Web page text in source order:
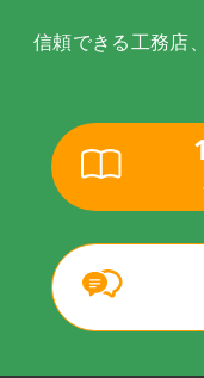
信頼できる工務店
1